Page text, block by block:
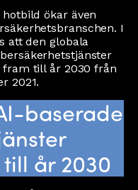
ökar även
I
att den globala
till år 2030 från
2021.
baserade
år 2030